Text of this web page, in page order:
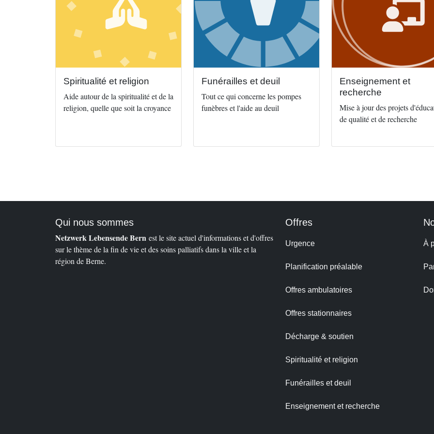
Spiritualité et religion
Aide autour de la spiritualité et de la
religion, quelle que soit la croyance
Funérailles et deuil
Tout ce qui concerne les pompes
funèbres et l'aide au deuil
Enseignement et
recherche
Mise à jour des projets
de qualité et de recherche
Qui nous sommes
Netzwerk Lebensende Bern est le site actuel d'informations et d'offres
sur le thème de la fin de vie et des soins palliatifs dans la ville et la
région de Berne.
Offres
Urgence
Planification préalable
Offres ambulatoires
Offres stationnaires
Décharge & soutien
Spiritualité et religion
Funérailles et deuil
Enseignement et recherche
À